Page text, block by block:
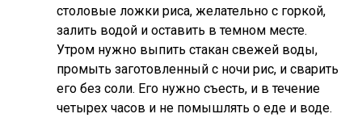
столовые ложки риса, желательно с горкой,
залить водой и оставить в темном месте.
Утром нужно выпить стакан свежей воды,
промыть заготовленный с ночи рис, и сварить
его без соли. Его нужно съесть, и в течение
четырех часов и не помышлять о еде и воде.